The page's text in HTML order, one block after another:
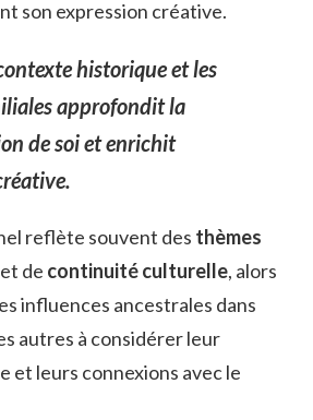
son expression créative.
historique et les
approfondit la
de soi et enrichit
reflète souvent des thèmes
et de continuité culturelle, alors
influences ancestrales dans
autres à considérer leur
et leurs connexions avec le